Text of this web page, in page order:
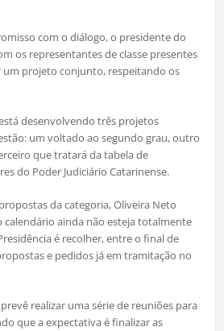
com o diálogo, o presidente do
os representantes de classe presentes
projeto conjunto, respeitando os
desenvolvendo três projetos
um voltado ao segundo grau, outro
que tratará da tabela de
do Poder Judiciário Catarinense.
da categoria, Oliveira Neto
ainda não esteja totalmente
é recolher, entre o final de
e pedidos já em tramitação no
realizar uma série de reuniões para
que a expectativa é finalizar as